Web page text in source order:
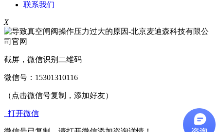
联系我们
X
截屏，微信识别二维码
微信号： 15301310116
（点击微信号复制，添加好友）
打开微信